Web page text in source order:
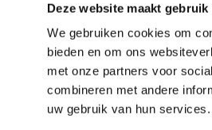
Deze website maakt
We gebruiken cookies om
bieden en om ons
met onze partners voor
combineren met andere
uw gebruik van hun services.
Payment Methods
Shipping
Discount